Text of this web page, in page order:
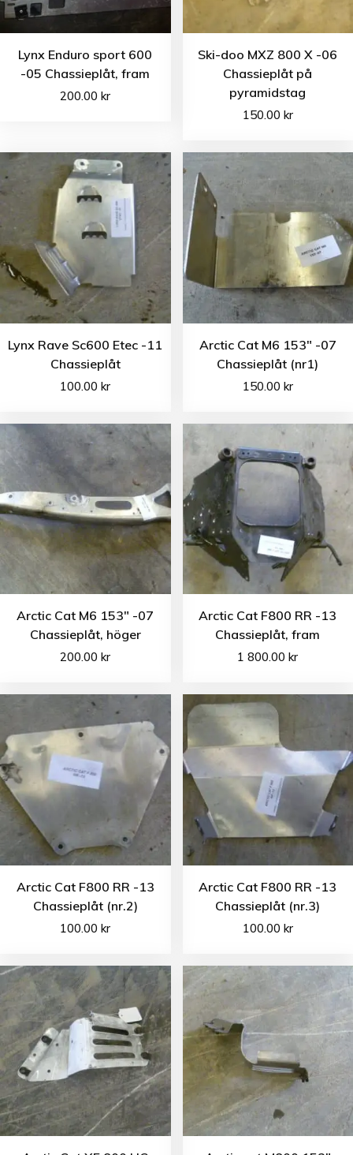
Lynx Enduro sport 600
-05 Chassieplåt, fram
200.00kr
Ski-doo MXZ 800 X -06
Chassieplåt på
pyramidstag
150.00 kr
Lynx Rave Sc600 Etec -11
Chassieplåt
100.00kr
Arctic Cat M6 153″ -07
Chassieplåt (nr1)
150.00 kr
Arctic Cat M6 153″ -07
Chassieplåt, höger
200.00kr
Arctic Cat F800 RR -13
Chassieplåt, fram
1 800.00kr
Arctic Cat F800 RR -13
Chassieplåt (nr.2)
100.00kr
Arctic Cat F800 RR -13
Chassieplåt (nr.3)
100.00 kr